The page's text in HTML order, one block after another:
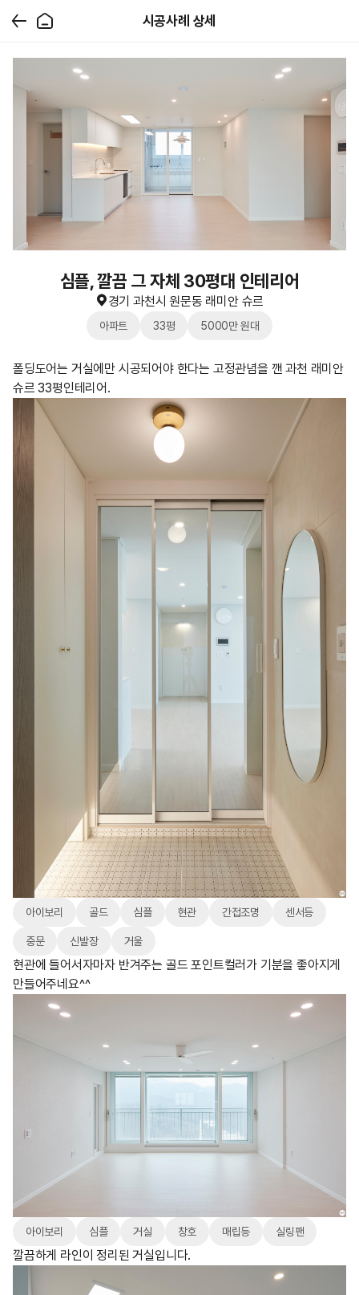
시공사례 상세
심플, 깔끔 그 자체 30평대 인테리어
경기 과천시 원문동 래미안 슈르
아파트 33평 5000만 원대
폴딩도어는 거실에만 시공되어야 한다는 고정관념을 깬 과천 래미안
슈르 33평인테리어.
아이보리 골드 심플 현관 간접조명 센서등
중문 신발장 거울
현관에 들어서자마자 반겨주는 골드 포인트컬러가 기분을 좋아지게
만들어주네요^^
아이보리 심플 거실 창호 매립등 실링팬
깔끔하게 라인이 정리된 거실입니다.